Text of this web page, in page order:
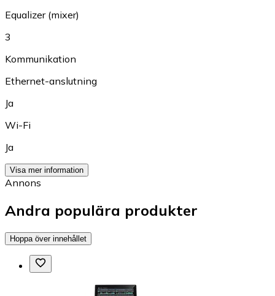
Equalizer (mixer)
3
Kommunikation
Ethernet-anslutning
Ja
Wi-Fi
Ja
Visa mer information
Annons
Andra populära produkter
Hoppa över innehållet